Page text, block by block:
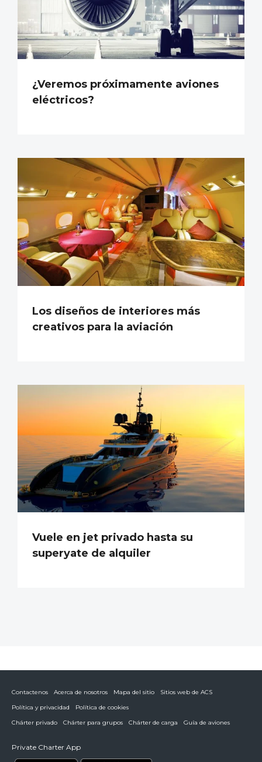
¿Veremos próximamente aviones
eléctricos?
Los diseños de interiores más
creativos para la aviación
Vuele en jet privado hasta su
superyate de alquiler
Contactenos Acerca de nosotros Mapa del sitio
Sitios web de ACS
Política y privacidad
Política de cookies
Chárter privado
Chárter para grupos Chárter de carga Guía de aviones
Private Charter App